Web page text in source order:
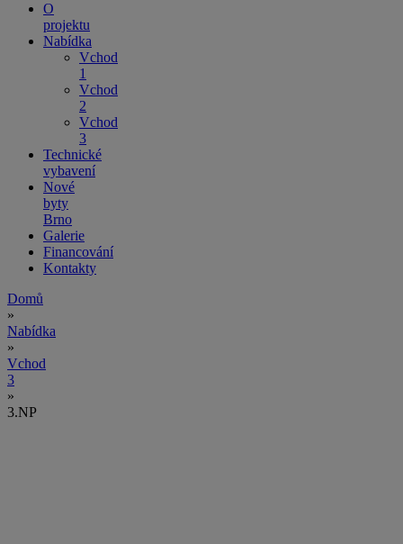
O
projektu
Nabídka
Vchod
1
Vchod
2
Vchod
3
Technické
vybavení
Nové
byty
Brno
Galerie
Financování
Kontakty
Domů
»
Nabídka
»
Vchod
3
»
3.NP